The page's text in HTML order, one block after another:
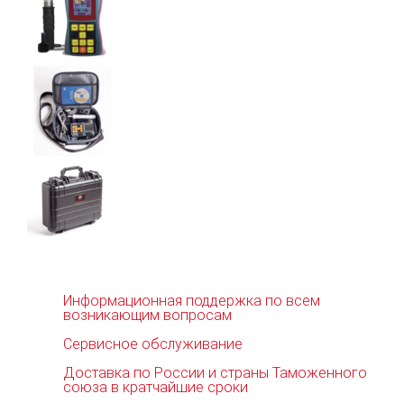
Информационная поддержка по всем
возникающим вопросам
Сервисное обслуживание
Доставка по России и страны Таможенного
союза в кратчайшие сроки